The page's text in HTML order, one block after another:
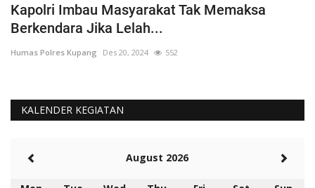
Kapolri Imbau Masyarakat Tak Memaksa
Berkendara Jika Lelah...
Humas Polres Kupang Des 20, 2024 552
KALENDER KEGIATAN
August 2026